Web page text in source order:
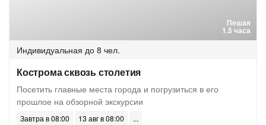
Пешая
1.5 часа
Индивидуальная до 8 чел.
Кострома сквозь столетия
Посетить главные места города и погрузиться в его
прошлое на обзорной экскурсии
Завтра в 08:00
13 авг в 08:00